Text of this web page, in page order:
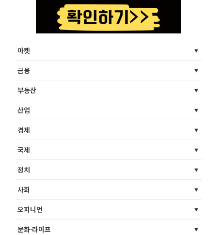
마켓
금융
부동산
산업
경제
국제
정치
사회
오피니언
문화·라이프